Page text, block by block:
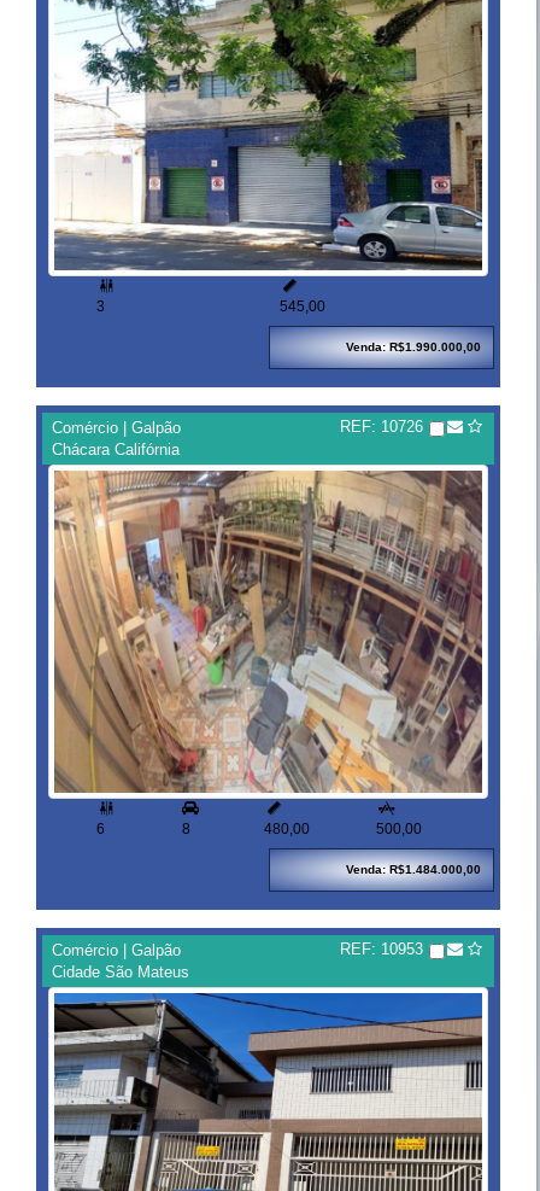

3

545,00
Venda: R$1.990.000,00
Comércio | Galpão
Chácara Califórnia
REF: 10726

6 8

480,00

500,00
Venda: R$1.484.000,00
Comércio | Galpão
Cidade São Mateus
REF: 10953